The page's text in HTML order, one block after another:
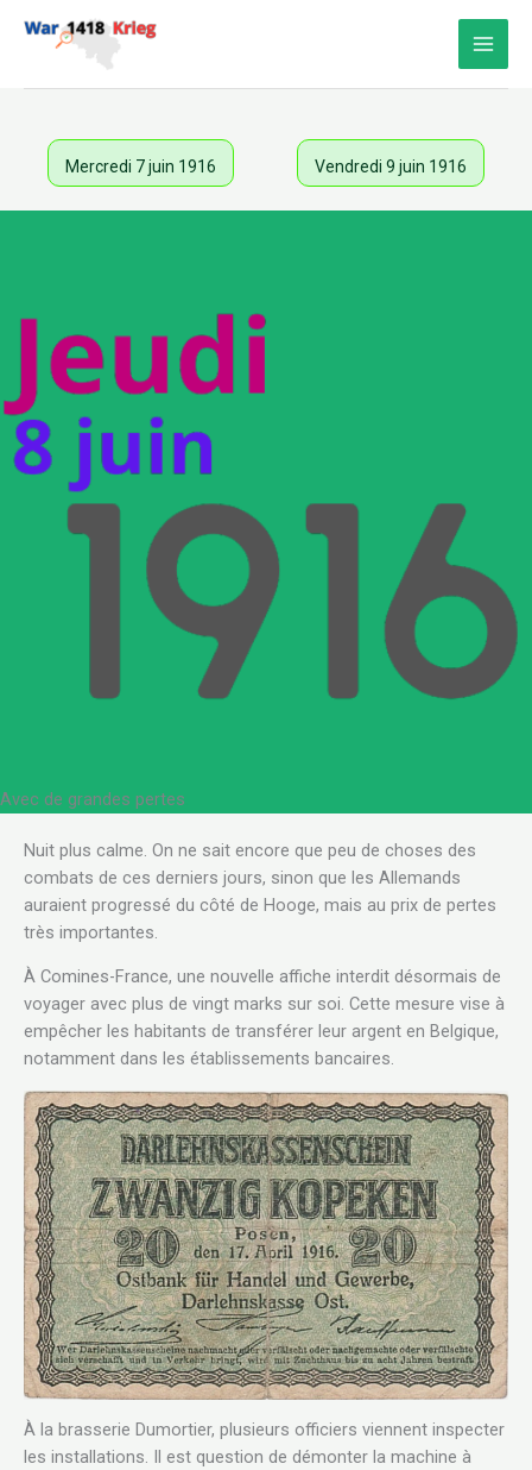
Mercredi 7 juin 1916 Vendredi 9 juin 1916
Avec de grandes pertes
Nuit plus calme. On ne sait encore que peu de choses des
combats de ces derniers jours, sinon que les Allemands
auraient progressé du côté de Hooge, mais au prix de pertes
très importantes.
À Comines-France, une nouvelle affiche interdit désormais de
voyager avec plus de vingt marks sur soi. Cette mesure vise à
empêcher les habitants de transférer leur argent en Belgique,
notamment dans les établissements bancaires.
À la brasserie Dumortier, plusieurs officiers viennent inspecter
les installations. Il est question de démonter la machine à